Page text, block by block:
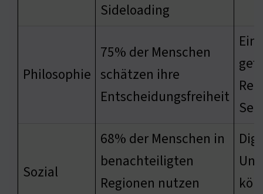
Sideloading
Philosophie
75% der Menschen
schätzen ihre
Entscheidungsfreiheit
Sozial
68% der Menschen in
benachteiligten
Regionen nutzen